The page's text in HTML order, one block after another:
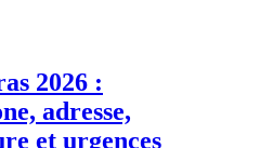
2026 :
adresse,
et urgences